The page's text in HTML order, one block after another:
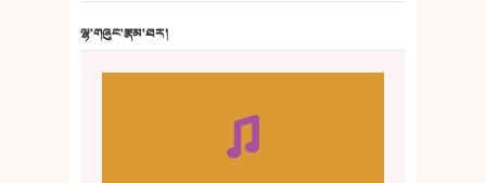
10. ཆང་གཞས། ༣
ལྷ་གཞུང་རྣམ་ཐར།